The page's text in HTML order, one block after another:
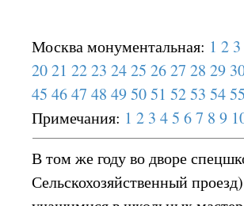
Москва монументальная: 1 2 3
20 21 22 23 24 25 26 27 28 29
45 46 47 48 49 50 51 52 53 54 55
Примечания: 1 2 3 4 5 6 7 8 9
В том же году во дворе
Сельскохозяйственный